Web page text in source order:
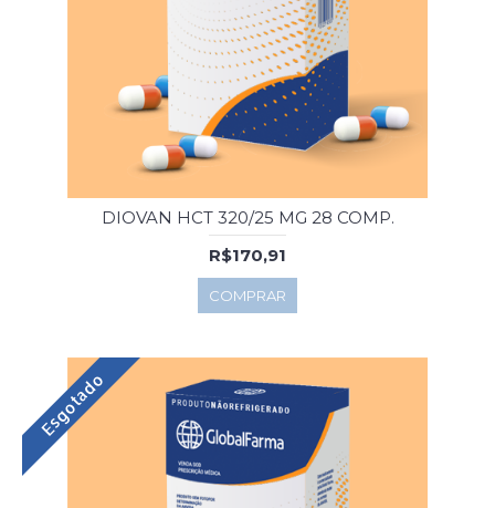
DIOVAN HCT 320/25 MG 28 COMP.
R$170,91
COMPRAR
Esgotado